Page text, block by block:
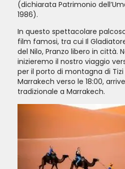
(dichiarata Patrimonio
1986).
In questo spettacolare palcoscenico sono stati girati
film famosi, tra cui Il
del Nilo, Pranzo libero in città.
inizieremo il nostro viaggio
per il porto di montagna di
Marrakech verso le 18:00,
tradizionale a Marrakech.